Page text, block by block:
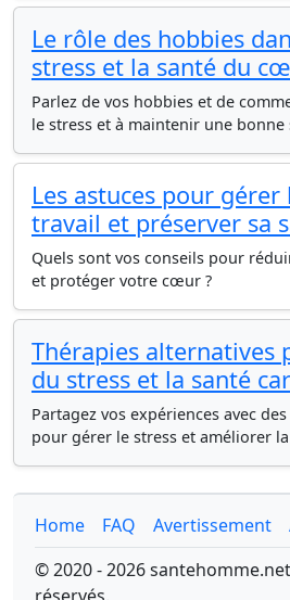
Le rôle des hobbies
stress et la santé du
Parlez de vos hobbies et de
le stress et à maintenir une bonne
Les astuces pour gérer
travail et préserver sa
Quels sont vos conseils pour
et protéger votre cœur ?
Thérapies alternatives
du stress et la santé
Partagez vos expériences avec
pour gérer le stress et améliorer
Home FAQ Avertissement
© 2020 - 2026